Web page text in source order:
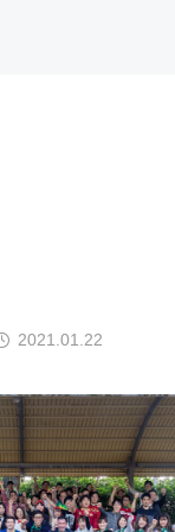
2021.01.22